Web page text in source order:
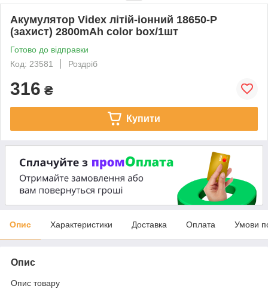
Акумулятор Videx літій-іонний 18650-P
(захист) 2800mAh color box/1шт
Готово до відправки
Код: 23581
Роздріб
316 ₴
Купити
Опис Характеристики Доставка Оплата Умови
Опис
Опис товару